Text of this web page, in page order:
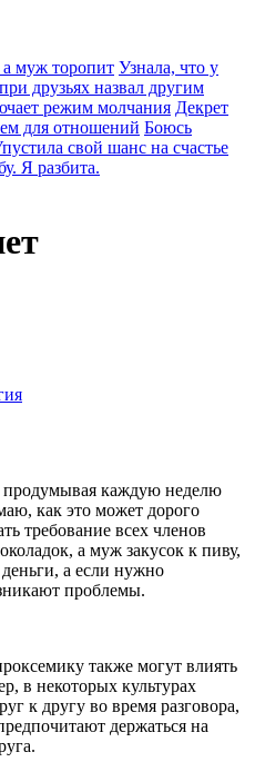
а муж торопит Узнала, что у
друзьях назвал другим
режим молчания Декрет
для отношений Боюсь
свой шанс на счастье
Я разбита.
каждую неделю
как это может дорого
требование всех членов
а муж закусок к пиву,
а если нужно
проблемы.
также могут влиять
в некоторых культурах
к другу во время разговора,
держаться на